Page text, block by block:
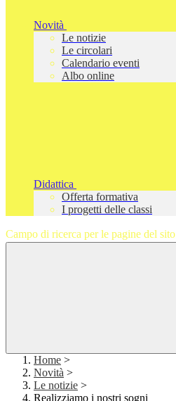
Novità
Le notizie
Le circolari
Calendario eventi
Albo online
Didattica
Offerta formativa
I progetti delle classi
Campo di ricerca per le pagine del sito
Home >
Novità >
Le notizie >
Realizziamo i nostri sogni